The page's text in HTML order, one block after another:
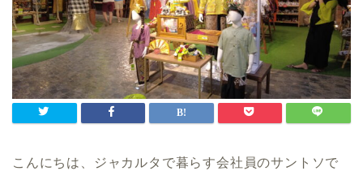
こんにちは、ジャカルタで暮らす会社員のサントソで